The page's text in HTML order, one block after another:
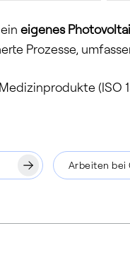
eigenes
Prozesse,
(ISO
Arbeiten bei